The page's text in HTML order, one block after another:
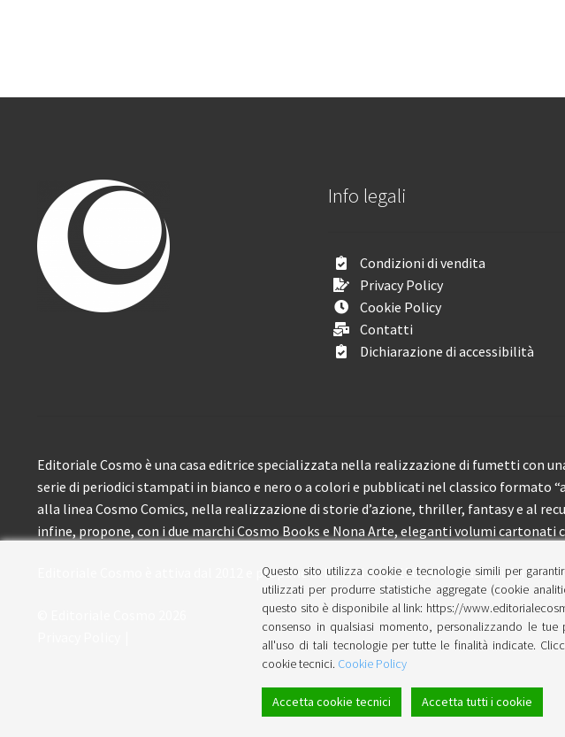
Info legali
Condizioni di vendita
Privacy Policy
Cookie Policy
Contatti
Dichiarazione di accessibilità
Editoriale Cosmo è una casa editrice specializzata nella realizzazione di fumetti con
serie di periodici stampati in bianco e nero o a colori e pubblicati nel classico
alla linea Cosmo Comics, nella realizzazione di storie d’azione, thriller, fantasy e al
infine, propone, con i due marchi Cosmo Books e Nona Arte, eleganti volumi
Editoriale Cosmo è attiva dal 2012 e propone ai lettori circa 150 pubblicazioni l’anno.
Questo sito utilizza cookie e tecnologie simili per
utilizzati per produrre statistiche aggregate (cookie
questo sito è disponibile al link: https://
consenso in qualsiasi momento, personalizzando le
all'uso di tali tecnologie per tutte le finalità indicate.
cookie tecnici. Cookie Policy
Accetta cookie tecnici Accetta tutti i cookie